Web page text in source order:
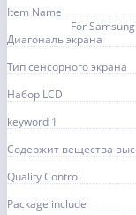
Item Name
For
Диагональ экрана
Тип сенсорного экрана
Набор LCD
keyword 1
Содержит вещества
Quality Control
Package include